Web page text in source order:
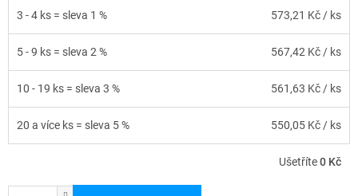
3 - 4 ks = sleva 1 % 573,21 Kč/ ks
5 - 9 ks = sleva 2 % 567,42 Kč/ ks
10 - 19 ks = sleva 3 % 561,63 Kč/ ks
20 a více ks = sleva 5 % 550,05 Kč/ ks
Ušetříte0 Kč